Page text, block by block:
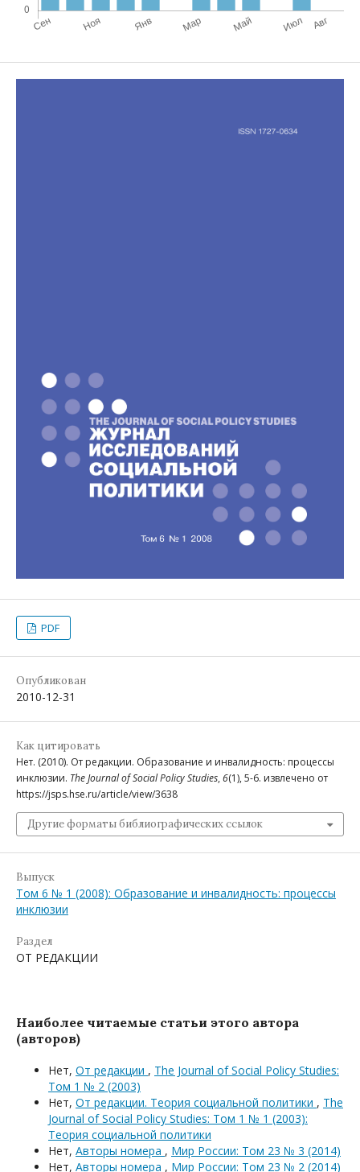
PDF
Опубликован
2010-12-31
Как цитировать
Нет. (2010). От редакции. Образование и инвалидность: процессы
инклюзии. The Journal of Social Policy Studies, 6(1), 5-6. извлечено от
https://jsps.hse.ru/article/view/3638
Другие форматы библиографических ссылок
Выпуск
Том 6 № 1 (2008): Образование и инвалидность: процессы
инклюзии
Раздел
ОТ РЕДАКЦИИ
Наиболее читаемые статьи этого автора
(авторов)
Нет, От редакции , The Journal of Social Policy Studies:
Том 1 № 2 (2003)
Нет, От редакции. Теория социальной политики , The
Journal of Social Policy Studies: Том 1 № 1 (2003):
Теория социальной политики
Нет, Авторы номера , Мир России: Том 23 № 3 (2014)
Нет, Авторы номера , Мир России: Том 23 № 2 (2014)